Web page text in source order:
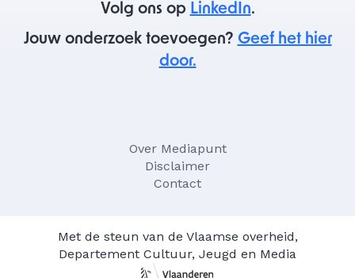
Volg ons op LinkedIn.
Jouw onderzoek toevoegen? Geef het hier
door.
Over Mediapunt
Disclaimer
Contact
Met de steun van de Vlaamse overheid,
Departement Cultuur, Jeugd en Media